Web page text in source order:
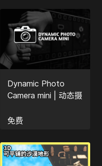
Dynamic Photo
Camera mini | 动态摄
免费